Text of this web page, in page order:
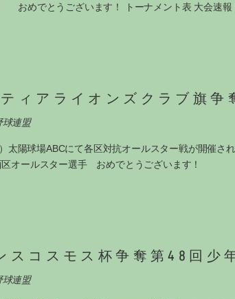
おめでとうございます！ トーナメント表 大会速
ィアライオンズクラブ旗
球連盟
太陽球場ABCにて各区対抗オールスター戦が開催
オールスター選手 おめでとうございます！
スコスモス杯争奪第48回少
球連盟